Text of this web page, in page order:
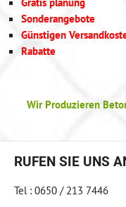
Sonderangebote
Günstigen
Rabatte
Wir Produzieren
RUFEN SIE UNS
Tel : 0650 / 213 7446